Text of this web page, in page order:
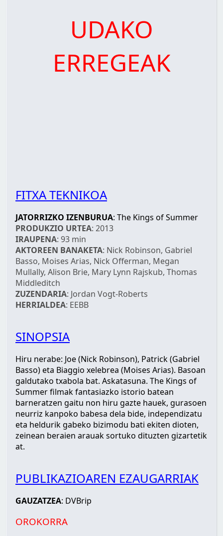
UDAKO
ERREGEAK
FITXA TEKNIKOA
JATORRIZKO IZENBURUA: The Kings of Summer
PRODUKZIO URTEA: 2013
IRAUPENA: 93 min
AKTOREEN BANAKETA: Nick Robinson, Gabriel
Basso, Moises Arias, Nick Offerman, Megan
Mullally, Alison Brie, Mary Lynn Rajskub, Thomas
Middleditch
ZUZENDARIA: Jordan Vogt-Roberts
HERRIALDEA: EEBB
SINOPSIA
Hiru nerabe: Joe (Nick Robinson), Patrick (Gabriel
Basso) eta Biaggio xelebrea (Moises Arias). Basoan
galdutako txabola bat. Askatasuna. The Kings of
Summer filmak fantasiazko istorio batean
barneratzen gaitu non hiru gazte hauek, gurasoen
neurriz kanpoko babesa dela bide, independizatu
eta heldurik gabeko bizimodu bati ekiten dioten,
zeinean beraien arauak sortuko dituzten gizartetik
at.
PUBLIKAZIOAREN EZAUGARRIAK
GAUZATZEA: DVBrip
OROKORRA